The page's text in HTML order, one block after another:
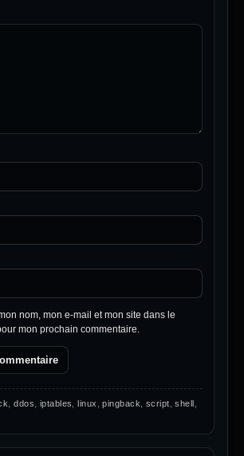
nom, mon e-mail et mon site dans le
mon prochain commentaire.
,ddos iptables ,linux ,pingback script ,shell